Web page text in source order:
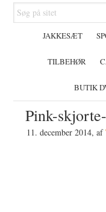
Søg
på
JAKKESÆT
TILBEHØR
BUTIK
Pink-
11. december 2014, af